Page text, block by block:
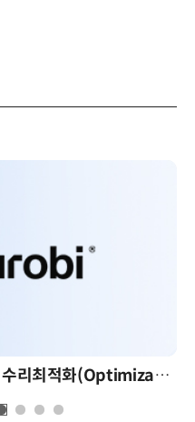
AI 시대의 의사결정을 바꾸는 수리최적화(Optimization): 실제 산업 적용 사례와 활용 전략